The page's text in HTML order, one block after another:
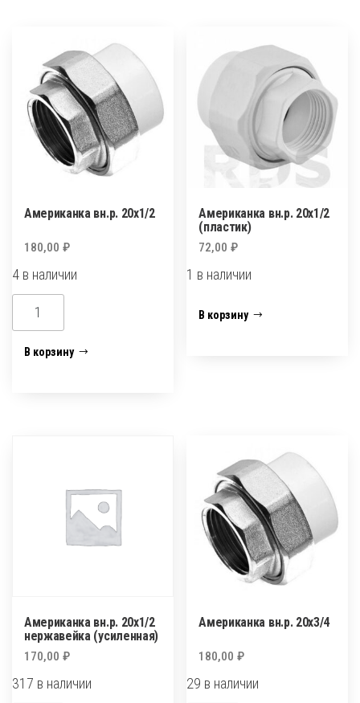
Американка вн.р. 20х1/2
180,00 ₽
4 в наличии
Количество
товара
Американка
В корзину
Американка вн.р. 20х1/2
(пластик)
72,00₽
1 в наличии
товара
В корзину
Американка вн.р. 20х1/2
нержавейка (усиленная)
170,00 ₽
317 в наличии
Американка вн.р. 20х3/4
180,00₽
29 в наличии